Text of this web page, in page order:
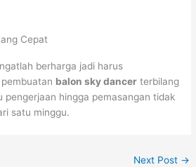
Cepat
berharga jadi harus
balon sky dancer terbilang
pengerjaan hingga pemasangan tidak
satu minggu.
Next Post →